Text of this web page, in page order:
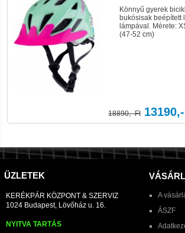
Könnyű gyerek
bukósisak beépített
lámpával. Mérete:
(47-52 cm)
18890,- Ft
ÜZLETEK
KERÉKPÁR KÖZPONT & SZERVIZ
1024 Budapest, Lövőház u. 16.
NYITVA TARTÁS
A
ÁSZF